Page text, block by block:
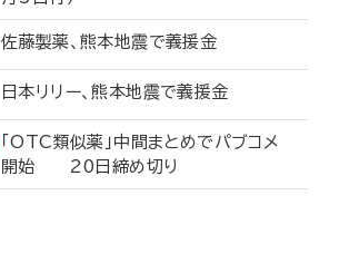
佐藤製薬、熊本地震で義援金
日本リリー、熊本地震で義援金
「OTC類似薬」中間まとめでパブコメ
開始 20日締め切り